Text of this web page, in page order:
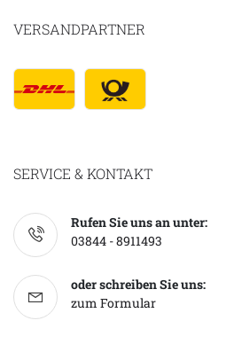
VERSANDPARTNER
SERVICE & KONTAKT
Rufen Sie uns an unter:
03844 - 8911493
oder schreiben Sie uns:
zum Formular